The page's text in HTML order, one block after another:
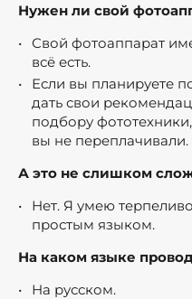
Нужен ли свой
Свой фотоаппарат
всё есть.
Если вы планируете
дать свои
подбору
вы не переплачивали.
А это не слишком
Нет. Я умею
простым языком.
На каком языке
На русском.